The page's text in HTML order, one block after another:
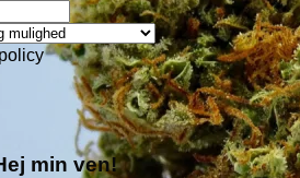
min ven!